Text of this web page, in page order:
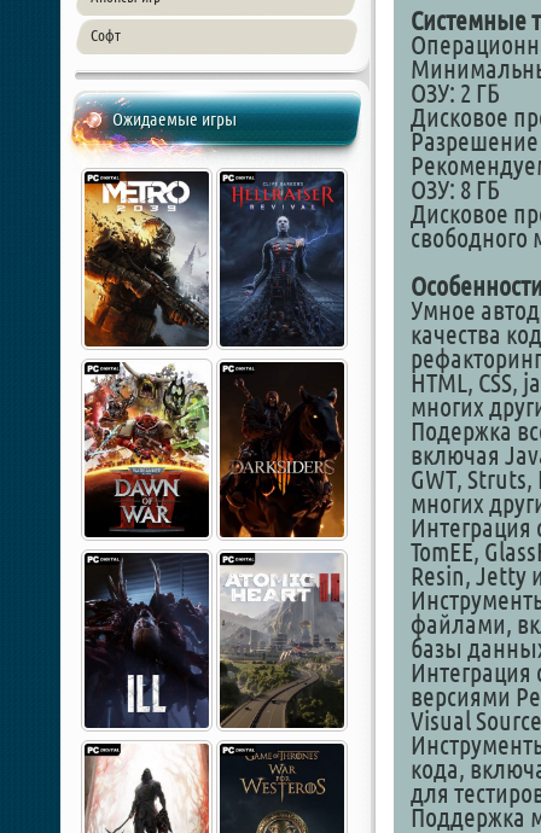
Софт
Ожидаемые игры
Системные
ОЗУ: 2 ГБ
Дисковое
Разрешение
ОЗУ: 8 ГБ
Дисковое
свободного
Умное
качества
HTML, CSS,
многих
Подержка
включая
GWT,
многих
TomEE,
Resin, Jetty
файлами,
базы
версиями
Visual
кода,
для
Поддержка